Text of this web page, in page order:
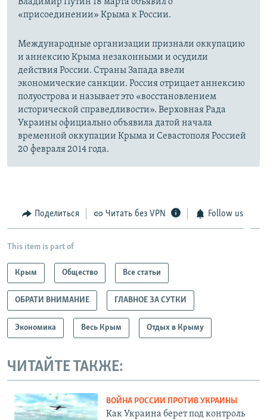
«присоединении» Крыма к России.
Международные организации признали оккупацию
и аннексию Крыма незаконными и осудили
действия России. Страны Запада ввели
экономические санкции. Россия отрицает аннексию
полуострова и называет это «восстановлением
исторической справедливости». Верховная Рада
Украины официально объявила датой начала
временной оккупации Крыма и Севастополя Россией
20 февраля 2014 года.
Поделиться Читать без VPN Follow us
This item is part of
Крым Общество Все статьи
ОБРАТИ ВНИМАНИЕ ГЛАВНОЕ ЗА СУТКИ
Экономика Весь Крым Отдых в Крыму
ЧИТАЙТЕ ТАКЖЕ:
ВОЙНА РОССИИ ПРОТИВ УКРАИНЫ
Как Украина берет под контроль